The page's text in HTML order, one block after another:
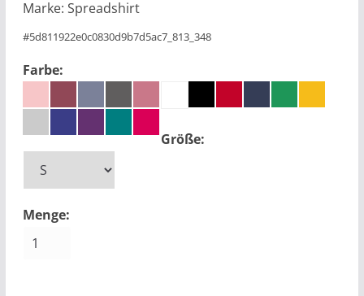
Marke: Spreadshirt
#5d811922e0c0830d9b7d5ac7_813_348
Farbe:
Größe:
Menge: